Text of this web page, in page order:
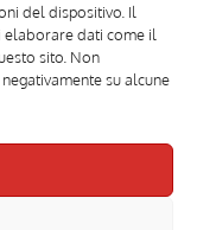
del dispositivo. Il
elaborare dati come il
sito. Non
su alcune